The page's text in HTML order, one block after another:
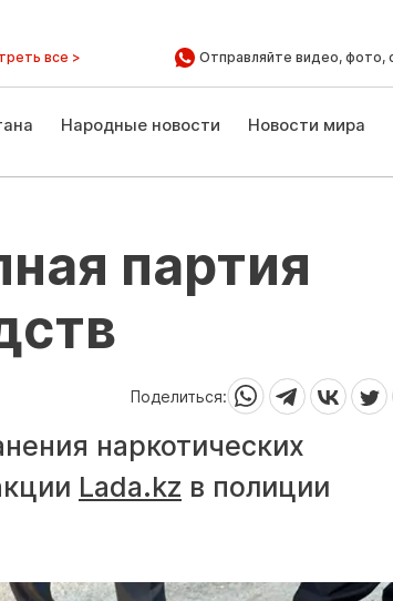
все > Отправляйте видео, фото,
Народные новости Новости мира
партия
Поделиться:
наркотических
Lada.kz в полиции